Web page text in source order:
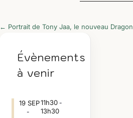
← Portrait de Tony Jaa, le nouveau Dragon
Évènements
à venir
19 SEP11h30 -
13h30